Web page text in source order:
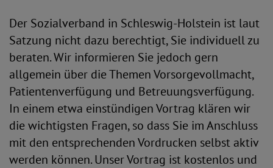
Der Sozialverband in Schleswig-Holstein ist laut
Satzung nicht dazu berechtigt, Sie individuell zu
beraten. Wir informieren Sie jedoch gern
allgemein über die Themen Vorsorgevollmacht,
Patientenverfügung und Betreuungsverfügung.
In einem etwa einstündigen Vortrag klären wir
die wichtigsten Fragen, so dass Sie im Anschluss
mit den entsprechenden Vordrucken selbst aktiv
werden können. Unser Vortrag ist kostenlos und